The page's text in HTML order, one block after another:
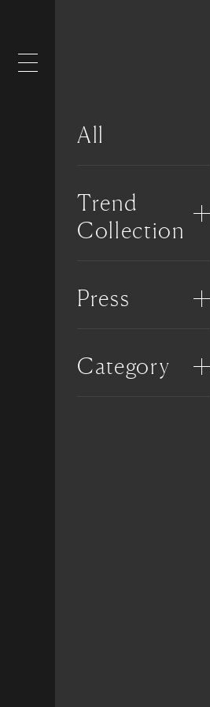
All
Trend
Collection
Press
Category